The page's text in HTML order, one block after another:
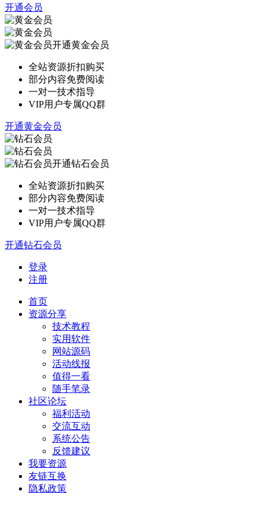
开通会员
开通黄金会员
全站资源折扣购买
部分内容免费阅读
一对一技术指导
VIP用户专属QQ群
开通黄金会员
开通钻石会员
全站资源折扣购买
部分内容免费阅读
一对一技术指导
VIP用户专属QQ群
开通钻石会员
登录
注册
首页
资源分享
技术教程
实用软件
网站源码
活动线报
值得一看
随手笔录
社区论坛
福利活动
交流互动
系统公告
反馈建议
我要资源
友链互换
隐私政策